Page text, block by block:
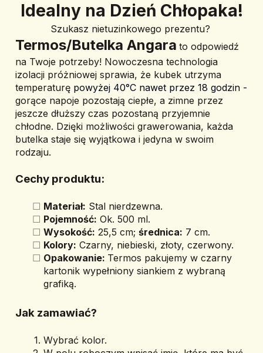
Idealny na Dzień Chłopaka!
Szukasz nietuzinkowego prezentu?
Termos/Butelka Angara to odpowiedź
na Twoje potrzeby! Nowoczesna technologia
izolacji próżniowej sprawia, że kubek utrzyma
temperaturę powyżej 40°C nawet przez 18 godzin -
gorące napoje pozostają ciepłe, a zimne przez
jeszcze dłuższy czas pozostaną przyjemnie
chłodne. Dzięki możliwości grawerowania, każda
butelka staje się wyjątkowa i jedyna w swoim
rodzaju.
Cechy produktu:
Materiał: Stal nierdzewna.
Pojemność: Ok. 500 ml.
Wysokość: 25,5 cm; średnica: 7 cm.
Kolory: Czarny, niebieski, złoty, czerwony.
Opakowanie: Termos pakujemy w czarny
kartonik wypełniony siankiem z wybraną
grafiką.
Jak zamawiać?
Wybrać kolor.